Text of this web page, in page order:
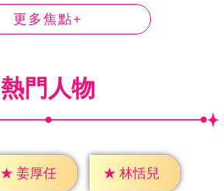
更多焦點+
熱門人物
★ 姜厚任 ★ 林恬兒